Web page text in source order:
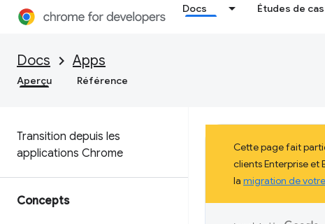
Docs Études de cas
Docs Apps
Aperçu Référence
Transition depuis les
applications Chrome
Concepts
Cette page fait
clients Enterprise et
la migration de